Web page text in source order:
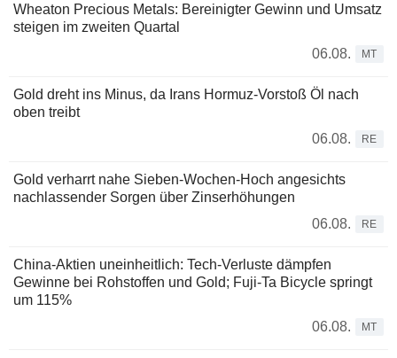
Wheaton Precious Metals: Bereinigter Gewinn und Umsatz
steigen im zweiten Quartal
06.08.
MT
Gold dreht ins Minus, da Irans Hormuz-Vorstoß Öl nach
oben treibt
06.08.
RE
Gold verharrt nahe Sieben-Wochen-Hoch angesichts
nachlassender Sorgen über Zinserhöhungen
06.08.
RE
China-Aktien uneinheitlich: Tech-Verluste dämpfen
Gewinne bei Rohstoffen und Gold; Fuji-Ta Bicycle springt
um 115%
06.08.
MT